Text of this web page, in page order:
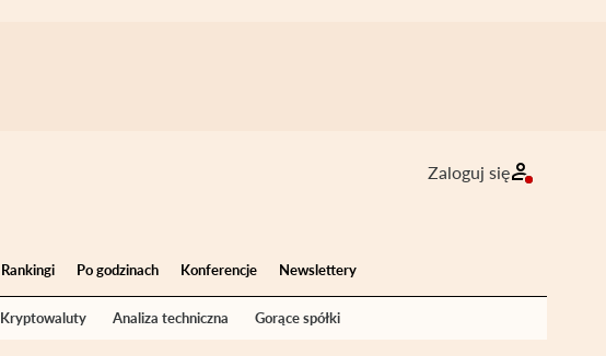
Zaloguj się
Rankingi Po godzinach Konferencje Newslettery
Kryptowaluty Analiza techniczna Gorące spółki